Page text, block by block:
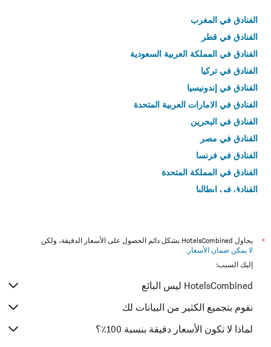
الفنادق في المغرب
الفنادق في قطر
الفنادق في المملكة العربية السعودية
الفنادق في تركيا
الفنادق في إندونيسيا
الفنادق في الامارات العربية المتحدة
الفنادق في البحرين
الفنادق في مصر
الفنادق في فرنسا
الفنادق في المملكة المتحدة
الفنادق في إيطاليا
*
يحاول HotelsCombined بشكل دائم الحصول على الأسعار الدقيقة، ولكن
لا يمكن ضمان الأسعار .
إليك السبب:
HotelsCombined ليس البائع
نقوم بتجميع الكثير من البيانات لك
لماذا لا تكون الأسعار دقيقة بنسبة 100٪؟